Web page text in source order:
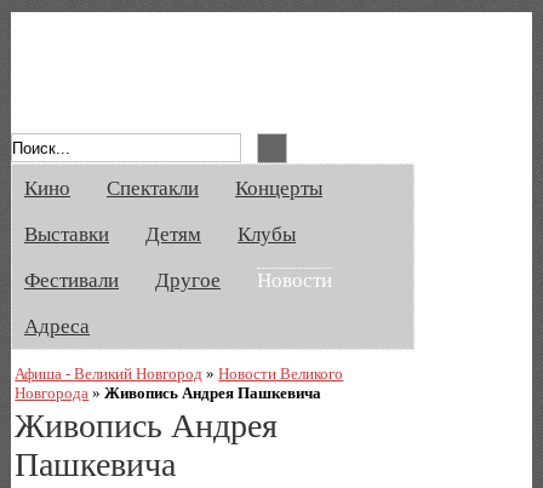
Кино Спектакли
Концерты
Выставки
Детям
Клубы
Фестивали
Другое
Новости
Адреса
Афиша - Великий Новгород »Новости Великого
Новгорода »Живопись Андрея Пашкевича
Живопись Андрея
Пашкевича